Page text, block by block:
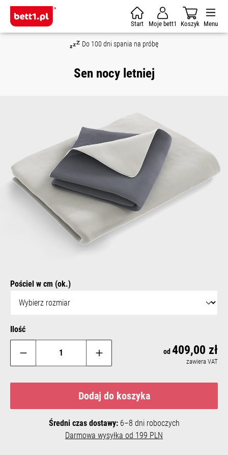
Skip to main content
Start Moje bett1 Koszyk Menu
Do 100 dni spania na próbę
Sen nocy letniej
Select
Pościel w cm (ok.)
Ilość
od 409,00 zł
zawiera VAT
Dodaj do koszyka
Średni czas dostawy:6–8 dni roboczych
Darmowa wysyłka od 199 PLN